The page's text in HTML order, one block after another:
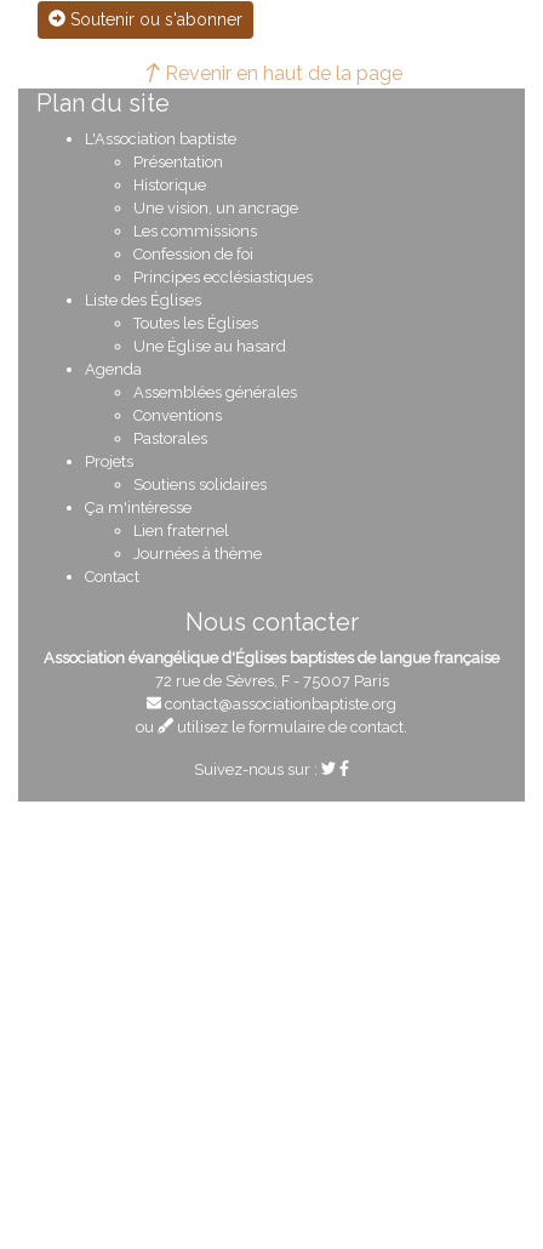
Soutenir ou s'abonner
Revenir en haut de la page
Plan du site
L'Association baptiste
Présentation
Historique
Une vision, un ancrage
Les commissions
Confession de foi
Principes ecclésiastiques
Liste des Églises
Toutes les Églises
Une Église au hasard
Agenda
Assemblées générales
Conventions
Pastorales
Projets
Soutiens solidaires
Ça m'intéresse
Lien fraternel
Journées à thème
Contact
Nous contacter
Association évangélique d'Églises baptistes de langue française
72 rue de Sèvres, F - 75007 Paris
contact@associationbaptiste.org
ou
utilisez le formulaire de contact.
Suivez-nous sur :